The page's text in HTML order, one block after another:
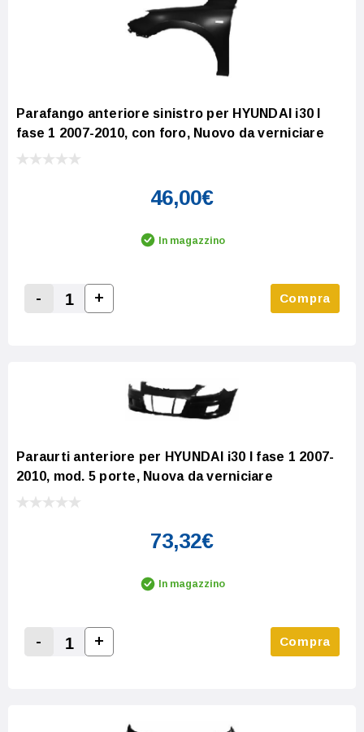
Parafango anteriore sinistro per HYUNDAI i30 I
fase 1 2007-2010, con foro, Nuovo da verniciare
46,00€
In magazzino
Decrease Quantity:
-
Increase Quantity:
+ Compra
Paraurti anteriore per HYUNDAI i30 I fase 1 2007-
2010, mod. 5 porte, Nuova da verniciare
73,32€
In magazzino
Decrease Quantity:
-
Increase Quantity:
+ Compra